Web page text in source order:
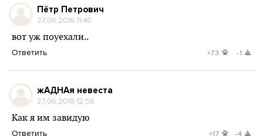
Пётр Петрович
27.06.2016 11:46
вот уж поуехали..
Ответить +73 -1
жАДНАя невеста
27.06.2016 12:56
Как я им завидую
Ответить +17 -4